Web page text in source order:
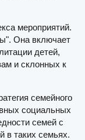
мероприятий.
Она включает
детей,
и склонных к
семейного
социальных
семей с
в таких семьях.